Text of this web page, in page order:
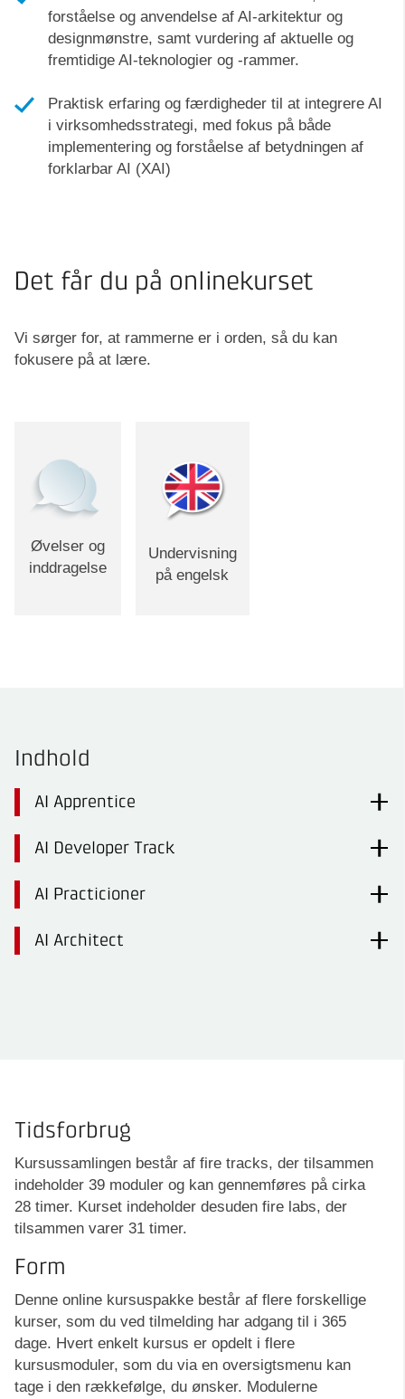
forståelse og anvendelse af AI-arkitektur og
designmønstre, samt vurdering af aktuelle og
fremtidige AI-teknologier og -rammer.
Praktisk erfaring og færdigheder til at integrere AI
i virksomhedsstrategi, med fokus på både
implementering og forståelse af betydningen af
forklarbar AI (XAI)
Det får du på onlinekurset
Vi sørger for, at rammerne er i orden, så du kan
fokusere på at lære.
Øvelser og
inddragelse
Undervisning
på engelsk
Indhold
AI Apprentice
AI Developer Track
AI Practicioner
AI Architect
Tidsforbrug
Kursussamlingen består af fire tracks, der tilsammen
indeholder 39 moduler og kan gennemføres på cirka
28 timer. Kurset indeholder desuden fire labs, der
tilsammen varer 31 timer.
Form
Denne online kursuspakke består af flere forskellige
kurser, som du ved tilmelding har adgang til i 365
dage. Hvert enkelt kursus er opdelt i flere
kursusmoduler, som du via en oversigtsmenu kan
tage i den rækkefølge, du ønsker. Modulerne